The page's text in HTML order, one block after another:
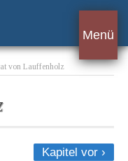
Menü
von Lauffenholz
Kapitel vor ›